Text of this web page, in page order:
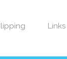
Links